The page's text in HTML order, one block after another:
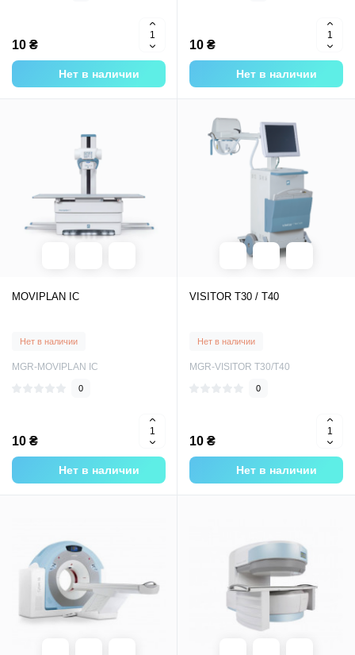
10 ₴
Нет в наличии
10 ₴
Нет в наличии
MOVIPLAN IC
Нет в наличии
MGR-MOVIPLAN IC
0
10 ₴
Нет в наличии
VISITOR T30 / T40
Нет в наличии
MGR-VISITOR T30/T40
0
10 ₴
Нет в наличии